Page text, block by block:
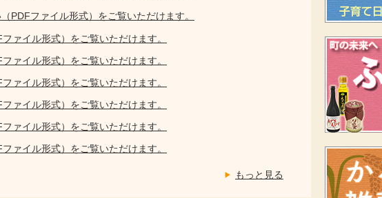
PDFファイル形式）をご覧いただけます。
ァイル形式）をご覧いただけます。
ァイル形式）をご覧いただけます。
ァイル形式）をご覧いただけます。
ァイル形式）をご覧いただけます。
ァイル形式）をご覧いただけます。
ァイル形式）をご覧いただけます。
もっと見る